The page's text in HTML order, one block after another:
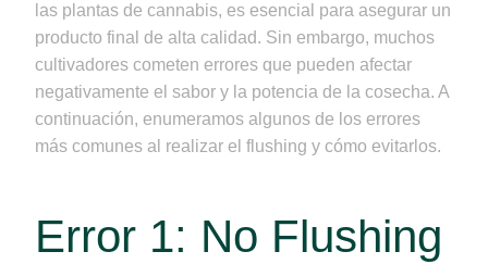
las plantas de cannabis, es esencial para asegurar un
producto final de alta calidad. Sin embargo, muchos
cultivadores cometen errores que pueden afectar
negativamente el sabor y la potencia de la cosecha. A
continuación, enumeramos algunos de los errores
más comunes al realizar el flushing y cómo evitarlos.
Error 1: No Flushing